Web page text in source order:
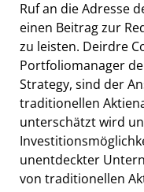
Ruf an die Adresse
einen Beitrag zur
zu leisten. Deirdre
Portfoliomanager
Strategy, sind der
traditionellen
unterschätzt wird
unentdeckter
von traditionellen